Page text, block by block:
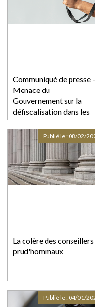
Communiqué de presse -
Menace du
Gouvernement sur la
défiscalisation dans les
outremers
La colère des conseillers
prud'hommaux
Publié le : 08/02/
Publié le : 04/01/